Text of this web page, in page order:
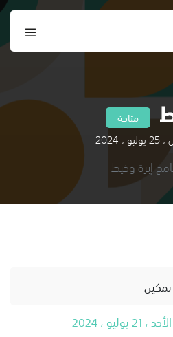
متاحة
إبرة وخيط
تمكين
الأحد ، 21 يوليو ، 2024